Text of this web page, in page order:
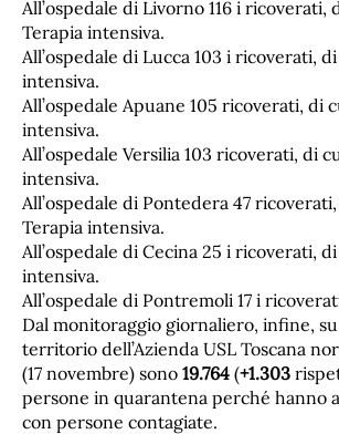
All’ospedale di Livorno 116 i ricoverati,
Terapia intensiva.
All’ospedale di Lucca 103 i ricoverati,
intensiva.
All’ospedale Apuane 105 ricoverati, di
intensiva.
All’ospedale Versilia 103 ricoverati, di
intensiva.
All’ospedale di Pontedera 47
Terapia intensiva.
All’ospedale di Cecina 25 i ricoverati,
intensiva.
All’ospedale di Pontremoli 17 i
Dal monitoraggio giornaliero, infine,
territorio dell’Azienda USL Toscana
(17 novembre) sono 19.764 (+1.303
persone in quarantena perché hanno
con persone contagiate.